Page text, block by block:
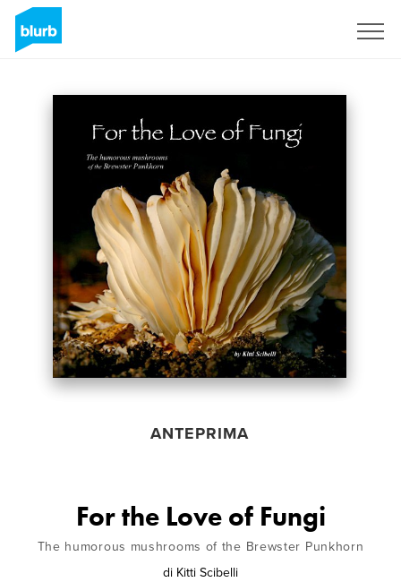
ANTEPRIMA
For the Love of Fungi
The humorous mushrooms of the Brewster Punkhorn
di Kitti Scibelli